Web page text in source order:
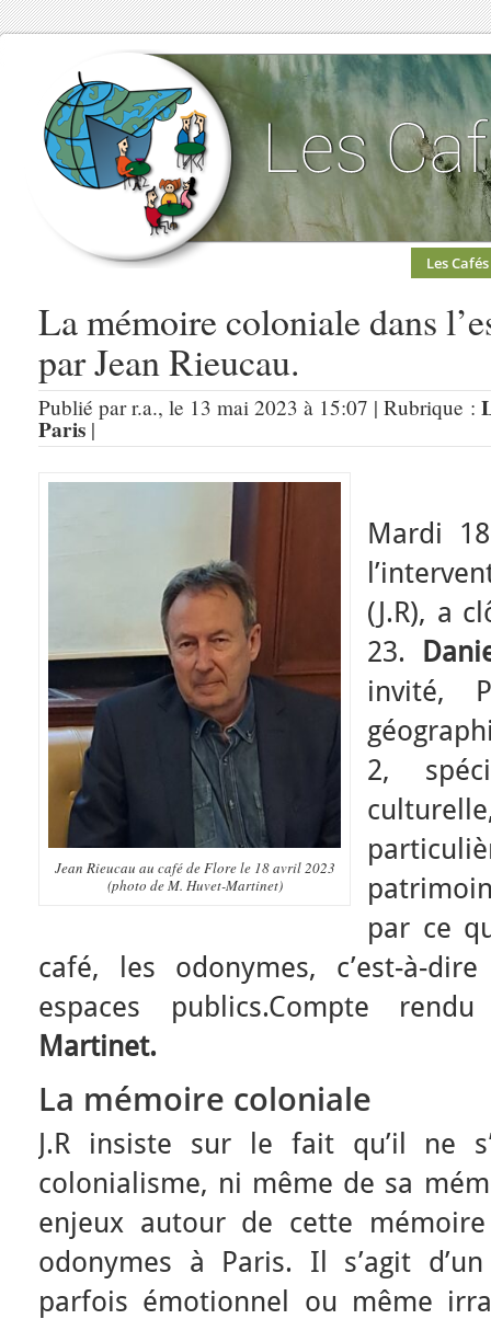
Les Cafés
La mémoire coloniale dans
par Jean Rieucau.
Publié par r.a., le 13 mai 2023 à 15:07 | Rubrique :
Paris |
Jean Rieucau au café de Flore le 18 avril 2023
(photo de M. Huvet-Martinet)
Mardi
(J.R), a
23.
invité,
2,
par ce
café, les odonymes, c’est-à-
espaces publics.Compte
Martinet.
La mémoire coloniale
J.R insiste sur le fait qu’il ne
colonialisme, ni même de sa
enjeux autour de cette
odonymes à Paris. Il s’agit
parfois émotionnel ou même